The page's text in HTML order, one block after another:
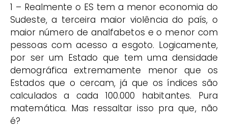
1 – Realmente o ES tem a menor economia do
Sudeste, a terceira maior violência do país, o
maior número de analfabetos e o menor com
pessoas com acesso a esgoto. Logicamente,
por ser um Estado que tem uma densidade
demográfica extremamente menor que os
Estados que o cercam, já que os índices são
calculados a cada 100.000 habitantes. Pura
matemática. Mas ressaltar isso pra que, não
é?